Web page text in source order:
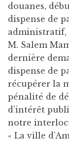
douanes,
dispense de
administratif,
M. Salem
dernière
dispense de
récupérer la
pénalité de
d’intérêt
notre
« La ville